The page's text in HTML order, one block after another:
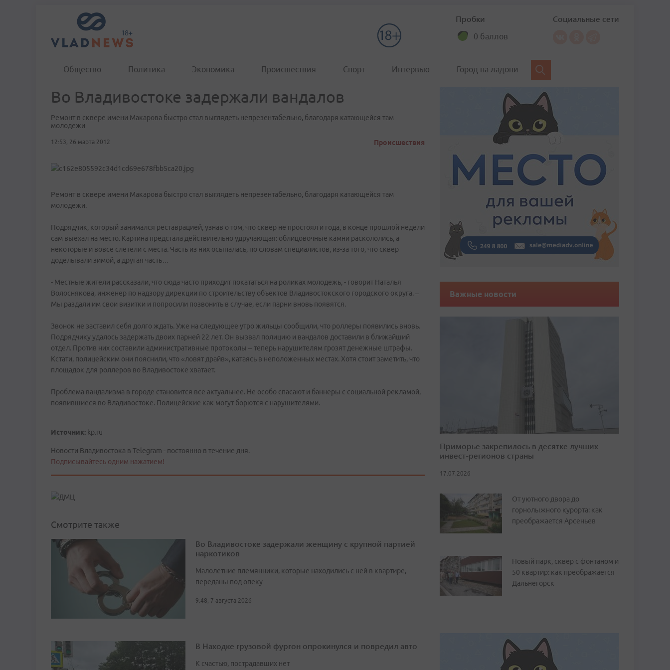
Пробки
0 баллов
Социальные сети
Общество Политика Экономика Происшествия Спорт Интервью Город на ладони
Во Владивостоке задержали вандалов
Ремонт в сквере имени Макарова быстро стал выглядеть непрезентабельно, благодаря катающейся там
молодежи
12:53, 26 марта 2012 Происшествия
Ремонт в сквере имени Макарова быстро стал выглядеть непрезентабельно, благодаря катающейся там
молодежи.
Подрядчик, который занимался реставрацией, узнав о том, что сквер не простоял и года, в конце прошлой недели
сам выехал на место. Картина предстала действительно удручающая: облицовочные камни раскололись, а
некоторые и вовсе слетели с места. Часть из них осыпалась, по словам специалистов, из-за того, что сквер
доделывали зимой, а другая часть…
- Местные жители рассказали, что сюда часто приходит покататься на роликах молодежь, - говорит Наталья
Волоснякова, инженер по надзору дирекции по строительству объектов Владивостокского городского округа. –
Мы раздали им свои визитки и попросили позвонить в случае, если парни вновь появятся.
Звонок не заставил себя долго ждать. Уже на следующее утро жильцы сообщили, что роллеры появились вновь.
Подрядчику удалось задержать двоих парней 22 лет. Он вызвал полицию и вандалов доставили в ближайший
отдел. Против них составили административные протоколы – теперь нарушителям грозят денежные штрафы.
Кстати, полицейским они пояснили, что «ловят драйв», катаясь в неположенных местах. Хотя стоит заметить, что
площадок для роллеров во Владивостоке хватает.
Проблема вандализма в городе становится все актуальнее. Не особо спасают и баннеры с социальной рекламой,
появившиеся во Владивостоке. Полицейские как могут борются с нарушителями.
Источник: kp.ru
Новости Владивостока в Telegram - постоянно в течение дня.
Подписывайтесь одним нажатием!
Смотрите также
Во Владивостоке задержали женщину с крупной партией
наркотиков
Малолетние племянники, которые находились с ней в квартире,
переданы под опеку
9:48, 7 августа 2026
В Находке грузовой фургон опрокинулся и повредил авто
К счастью, пострадавших нет
Важные новости
Приморье закрепилось в десятке лучших
инвест-регионов страны
17.07.2026
От уютного двора до
горнолыжного курорта: как
преображается Арсеньев
Новый парк, сквер с фонтаном и
50 квартир: как преображается
Дальнегорск